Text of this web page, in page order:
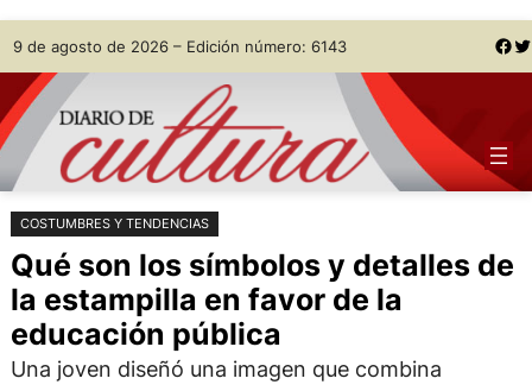
Saltar
al
contenido
Skip
to
content
9 de agosto de 2026 – Edición número: 6143 Facebook Twitter
COSTUMBRES Y TENDENCIAS
Qué son los símbolos y detalles de
la estampilla en favor de la
educación pública
Una joven diseñó una imagen que combina